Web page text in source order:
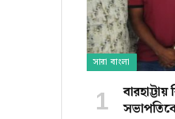
সারা বাংলা